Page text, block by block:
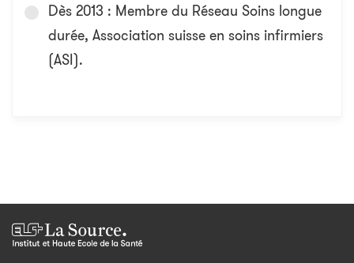
Dès 2013 : Membre du Réseau Soins longue
durée, Association suisse en soins infirmiers
(ASI).